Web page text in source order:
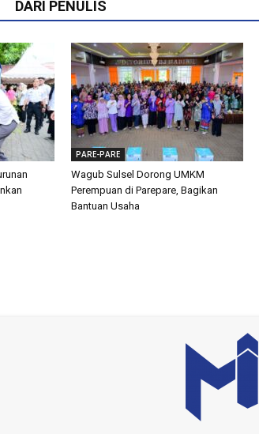
DARI PENULIS
PARE-PARE
Wagub Sulsel Dorong UMKM
Perempuan di Parepare, Bagikan
Bantuan Usaha